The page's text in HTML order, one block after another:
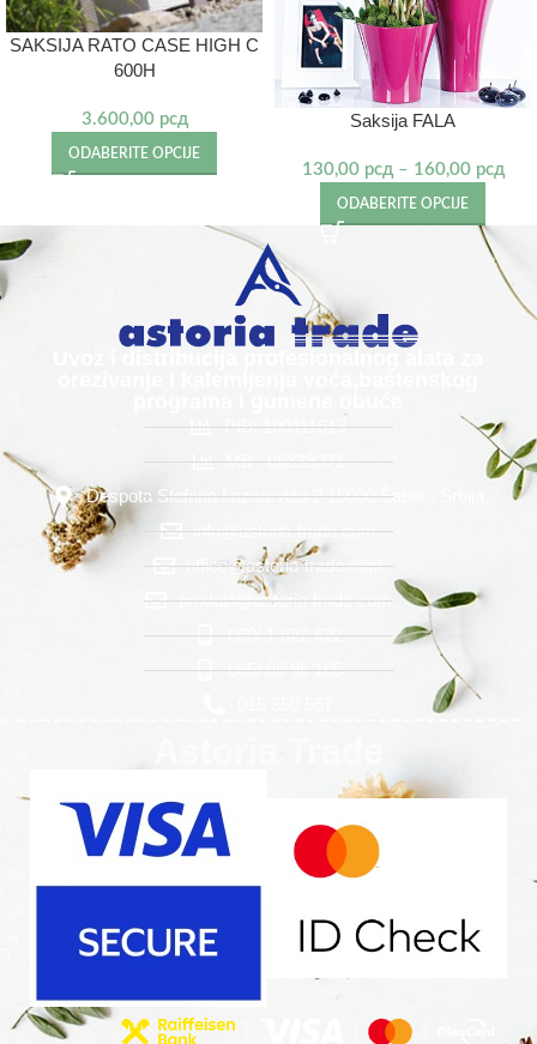
SAKSIJA RATO CASE HIGH C
600H
3.600,00 рсд
ODABERITE OPCIJE
Saksija FALA
130,00 рсд – 160,00 рсд
ODABERITE OPCIJE
PIB: 100111613
MB : 06339271
Despota Stefana Lazarevića 2 15000 Šabac, Srbija
info@astoria-trade.com
office@astoria-trade.com
prodaja@astoria-trade.com
060/ 1 622 622
065/ 85 95 105